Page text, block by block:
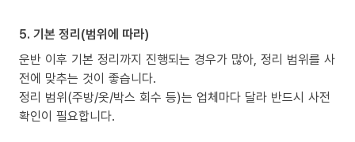
5. 기본 정리(범위에 따라)
운반 이후 기본 정리까지 진행되는 경우가 많아, 정리 범위를 사
전에 맞추는 것이 좋습니다.
정리 범위(주방/옷/박스 회수 등)는 업체마다 달라 반드시 사전
확인이 필요합니다.